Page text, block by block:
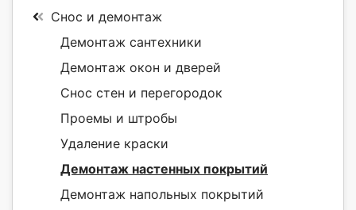
Снос и демонтаж
Демонтаж сантехники
Демонтаж окон и дверей
Снос стен и перегородок
Проемы и штробы
Удаление краски
Демонтаж настенных покрытий
Демонтаж напольных покрытий